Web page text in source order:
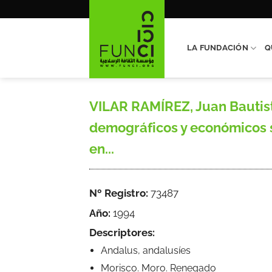
LA FUNDACIÓN
VILAR RAMÍREZ, Juan
demográficos y económicos
en...
Nº Registro: 73487
Año: 1994
Descriptores:
Andalus, andalusíes
Morisco. Moro. Renegado